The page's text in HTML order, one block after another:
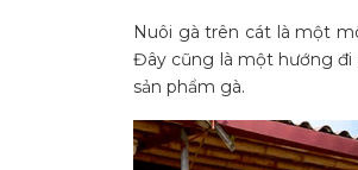
Nuôi gà trên cát là một
Đây cũng là một hướng đi
sản phẩm gà.